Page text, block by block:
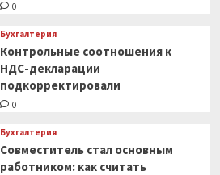
0
Бухгалтерия
Контрольные соотношения к
НДС-декларации
подкорректировали
0
Бухгалтерия
Совместитель стал основным
работником: как считать